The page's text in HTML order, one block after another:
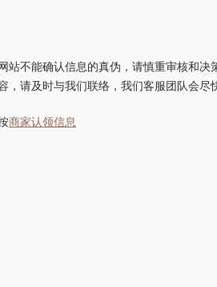
不能确认信息的真伪，请慎重审核和决
请及时与我们联络，我们客服团队会尽
商家认领信息